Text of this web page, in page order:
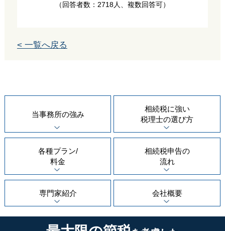
（回答者数：2718人、複数回答可）
< 一覧へ戻る
当事務所の強み
相続税に強い
税理士の選び方
各種プラン/
料金
相続税申告の
流れ
専門家紹介 会社概要